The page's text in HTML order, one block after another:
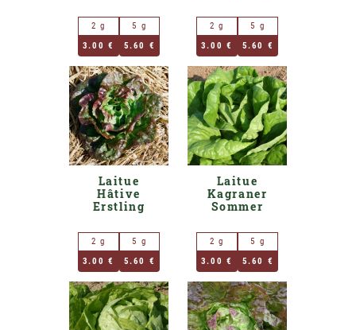
2 g
3.00 €
5 g
5.60 €
2 g
3.00 €
5 g
5.60 €
Laitue
Hâtive
Erstling
2 g
3.00 €
5 g
5.60 €
Laitue
Kagraner
Sommer
2 g
3.00 €
5 g
5.60 €